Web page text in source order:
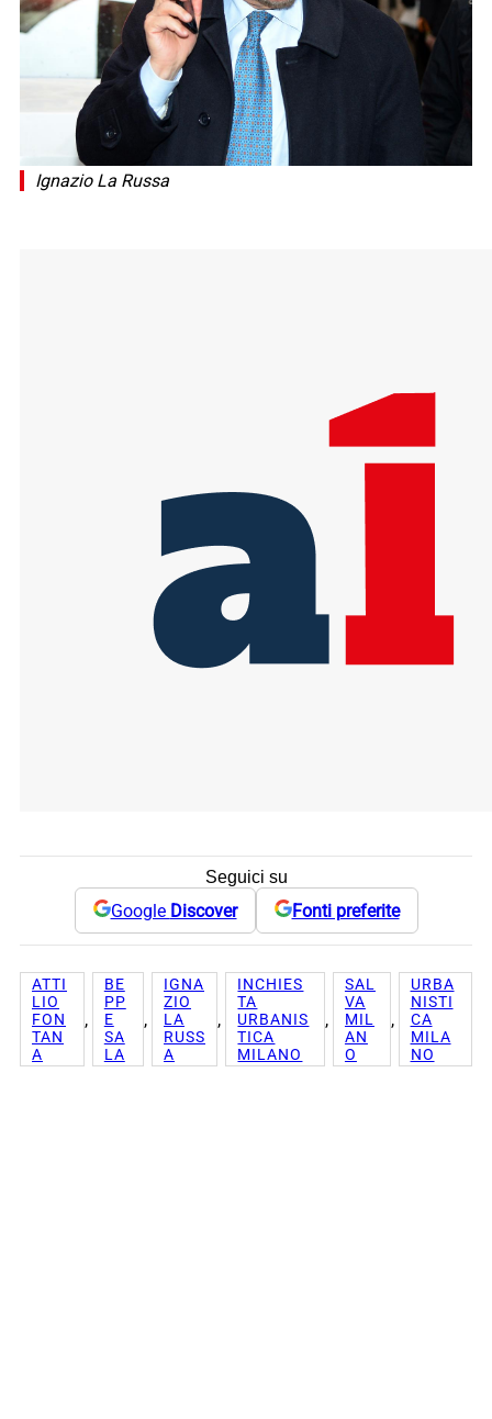
Ignazio La Russa
Seguici su
Google Discover Fonti preferite
ATTI
LIO
FON
TAN
A
,
BE
PP
E
SA
LA
,
IGNA
ZIO
LA
RUSS
A
,
INCHIES
TA
URBANIS
TICA
MILANO
,
SAL
VA
MIL
AN
O
,
URBA
NISTI
CA
MILA
NO